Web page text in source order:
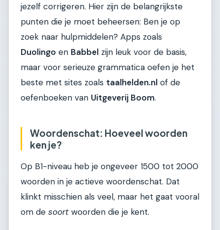
jezelf corrigeren. Hier zijn de belangrijkste
punten die je moet beheersen: Ben je op
zoek naar hulpmiddelen? Apps zoals
Duolingo en Babbel zijn leuk voor de basis,
maar voor serieuze grammatica oefen je het
beste met sites zoals taalhelden.nl of de
oefenboeken van Uitgeverij Boom.
Woordenschat: Hoeveel woorden
ken je?
Op B1-niveau heb je ongeveer 1500 tot 2000
woorden in je actieve woordenschat. Dat
klinkt misschien als veel, maar het gaat vooral
om de soort woorden die je kent.